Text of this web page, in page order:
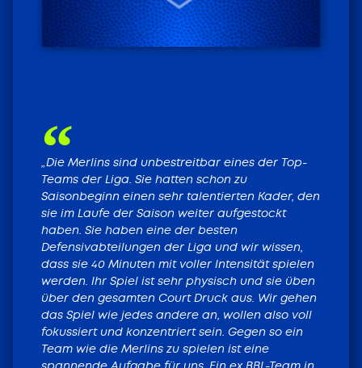
HEIMSPIELE
Tickets
„Die Merlins sind unbestreitbar eines der Top-
Teams der Liga. Sie hatten schon zu
Saisonbeginn einen sehr talentierten Kader, den
sie im Laufe der Saison weiter aufgestockt
haben. Sie haben eine der besten
Defensivabteilungen der Liga und wir wissen,
dass sie 40 Minuten mit voller Intensität spielen
werden. Ihr Spiel ist sehr physisch und sie üben
über den gesamten Court Druck aus. Wir gehen
das Spiel wie jedes andere an, wollen also voll
fokussiert und konzentriert sein. Gegen so ein
Team wie die Merlins zu spielen ist eine